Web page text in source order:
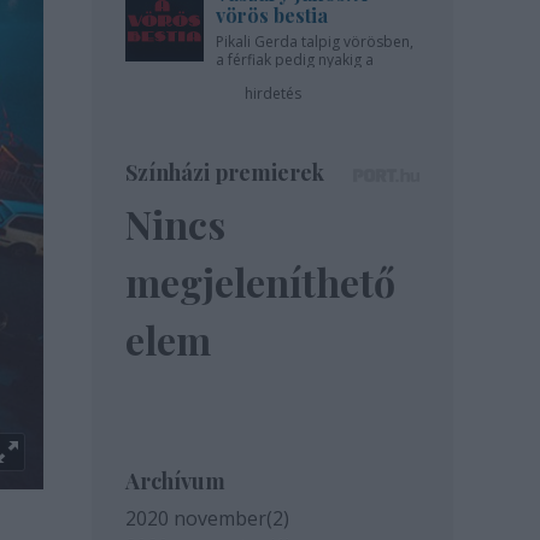
vörös bestia
Pikali Gerda talpig vörösben,
a férfiak pedig nyakig a
hirdetés
Színházi premierek
Nincs
megjeleníthető
elem
Archívum
2020 november(2)